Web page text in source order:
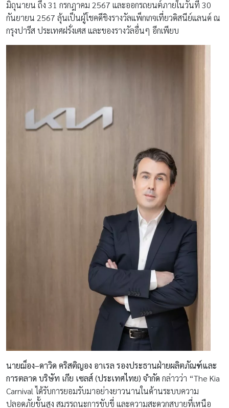
มิถุนายน ถึง 31 กรกฎาคม 2567 และออกรถยนต์ภายในวันที่ 30
กันยายน 2567 ลุ้นเป็นผู้โชคดีชิงรางวัลแพ็กเกจเที่ยวดิสนีย์แลนด์ ณ
กรุงปารีส ประเทศฝรั่งเศส และของรางวัลอื่นๆ อีกเพียบ
นายฌ็อง–ดาวิด คริสติญอง อาเรล รองประธานฝ่ายผลิตภัณฑ์และ
การตลาด บริษัท เกีย เซลส์ (ประเทศไทย) จํากัด กล่าวว่า “The Kia
Carnival ได้รับการยอมรับมาอย่างยาวนานในด้านระบบความ
ปลอดภัยขั้นสูง สมรรถนะการขับขี่ และความสะดวกสบายที่เหนือ